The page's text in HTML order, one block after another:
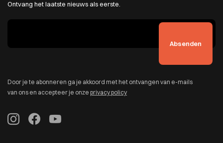
Ontvang het laatste nieuws als eerste.
Door je te abonneren ga je akkoord met het ontvangen van e-mails
van ons en accepteer je onze privacy policy